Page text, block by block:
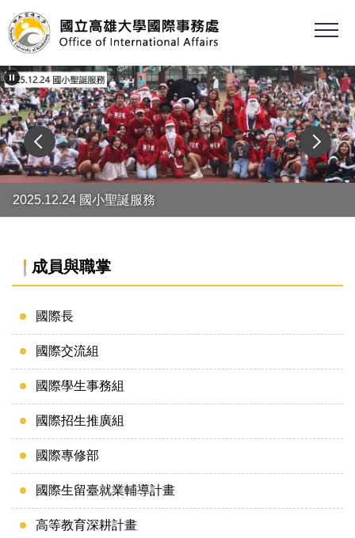
跳
到
主
要
內
容
區
2025.12.24 國小聖誕服務
成員與職掌
國際長
國際交流組
國際學生事務組
國際招生推廣組
國際專修部
國際生留臺就業輔導計畫
高等教育深耕計畫